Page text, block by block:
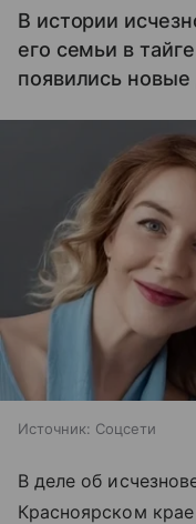
В истории
его семьи в
появились новые
Источник: Соцсети
В деле об
Красноярском